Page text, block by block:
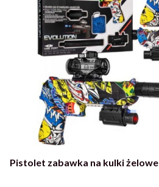
Pistolet zabawka na kulki żelowe